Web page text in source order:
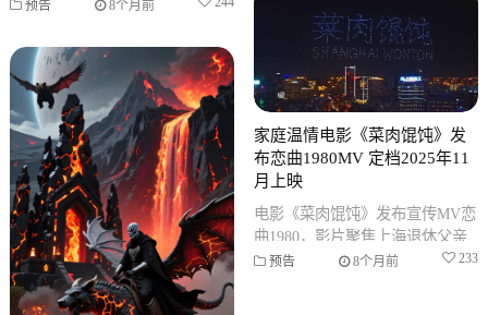
档202
预告 8个月前
家庭温情电影《菜肉馄饨》发
布恋曲1980MV 定档2025年11
月上映
电影《菜肉馄饨》发布宣传MV恋
曲1980，影片聚焦上海退休父亲
为子相亲引发的温情故事，已定
预告 8个月前 233